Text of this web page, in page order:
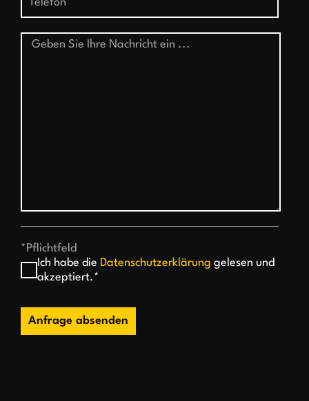
*Pflichtfeld
Ich habe die Datenschutzerklärung gelesen und
akzeptiert.*
Anfrage absenden